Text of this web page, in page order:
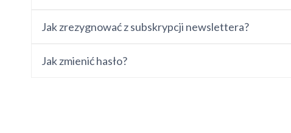
Jak zrezygnować z subskrypcji newslettera?
Jak zmienić hasło?